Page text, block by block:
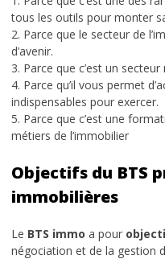
tous les outils pour monter
2. Parce que le secteur de
d’avenir.
3. Parce que c’est un
4. Parce qu’il vous permet
indispensables pour exercer.
5. Parce que c’est une
métiers de l’immobilier
Objectifs du BTS
immobilières
Le BTS immo a pour
négociation et de la gestion